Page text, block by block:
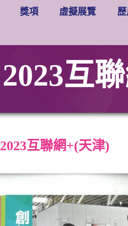
獎項 虛擬展覽
2023互
2023互聯網+(天津)